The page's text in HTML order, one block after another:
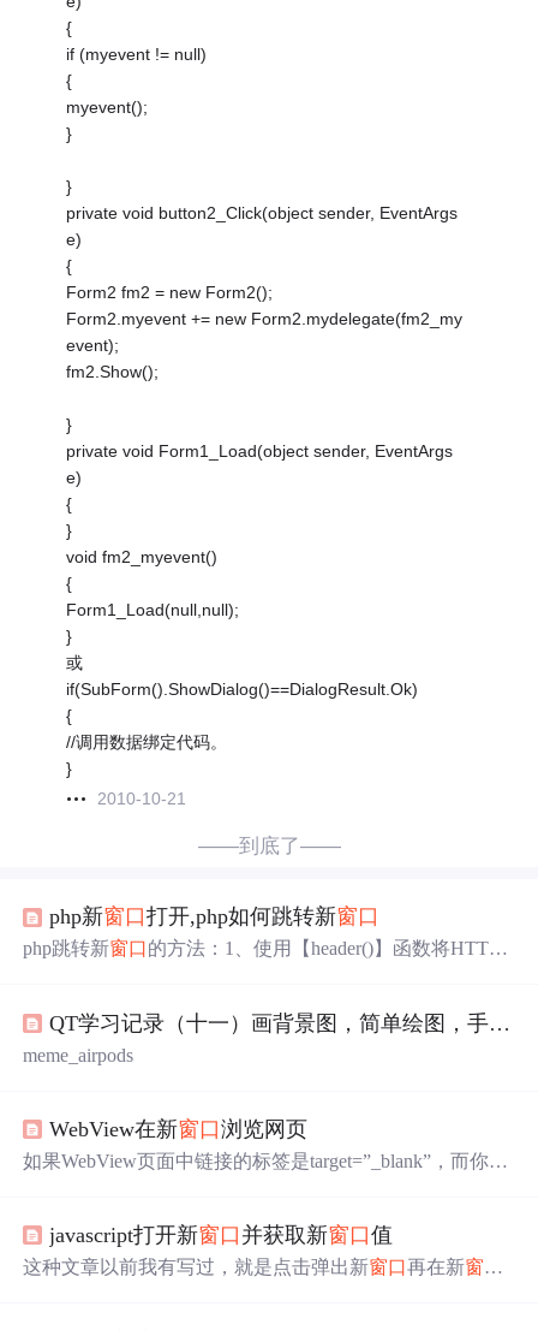
{
if (myevent != null)
{
myevent();
}
}
private void button2_Click(object sender, EventArgs
e)
{
Form2 fm2 = new Form2();
Form2.myevent += new Form2.mydelegate(fm2_my
event);
fm2.Show();
}
private void Form1_Load(object sender, EventArgs
e)
{
}
void fm2_myevent()
{
Form1_Load(null,null);
}
或
if(SubForm().ShowDialog()==DialogResult.Ok)
{
//调用数据绑定代码。
}
2010-10-21
——到底了——
php新窗口打开,php如何跳转新窗口
php跳转新窗口的方法：1、使用【header()】函数将HTTP
动跳转到新的地址。php跳转新窗口的方法：第一种方式：
header()header()函数的主要功能是将HTTP协议标头(header)
QT学习记录（十一）画背景图，简单绘图，手动
meme_airpods
WebView在新窗口浏览网页
如果WebView页面中链接的标签是target=”_blank”，而你的
方式的基本知识： 一、电脑浏览器浏览网页可能会有三种
方式： 1.新窗口2.当前 窗口种的新选项卡 3.当前选项卡或
javascript打开新窗口 并获取新窗口值
这种文章以前我有写过，就是点击弹出新窗口再在新窗口